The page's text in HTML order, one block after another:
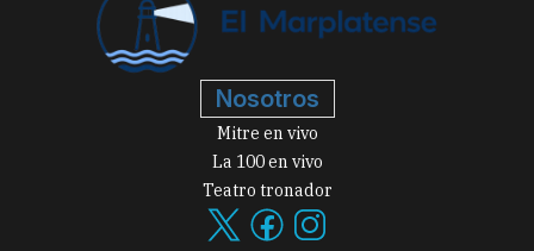
Nosotros
Mitre en vivo
La 100 en vivo
Teatro tronador